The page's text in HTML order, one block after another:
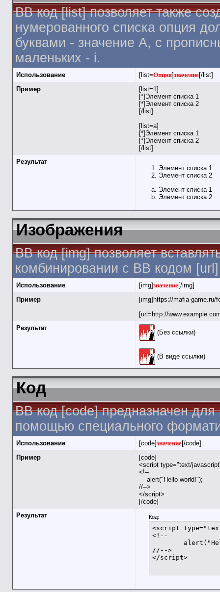
BB код [list] позволяет также
нумерованного списка опция
буквами - значение A, с
маленьких - i.
Использование [list=Опция]значение[/list]
Пример
[list=1]
[*]Элемент списка 1
[*]Элемент списка 2
[/list]
[list=a]
[*]Элемент списка 1
[*]Элемент списка 2
[/list]
Результат
Элемент списка 1
Элемент списка 2
Элемент списка 1
Элемент списка 2
Изображения
BB код [img] позволяет
комбинировании с BB кодом
Использование [img]значение[/img]
Пример
[img]https://mafia-game.ru/
[url=http://
Результат
(Без ссылки)
(В виде ссылки)
Код
BB код [code] предназначен
помощью специального
Использование [code]значение[/code]
Пример
[code]
<script type="text/
<!--
alert("Hello world!");
//-->
</script>
[/code]
Результат
Код:
<script
<!--
//-->
</script>